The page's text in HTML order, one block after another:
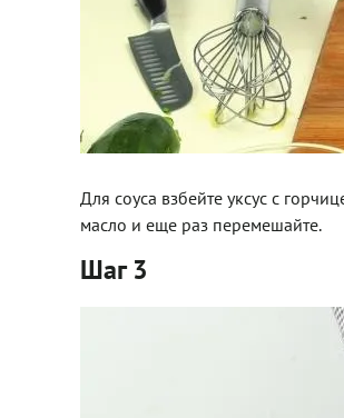
Для соуса взбейте уксус с
масло и еще раз перемешайте.
Шаг 3